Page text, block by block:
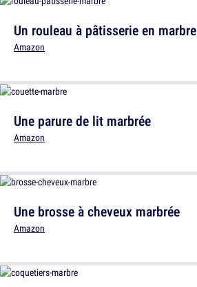
Une parure de lit marbrée
Amazon
Un rouleau à pâtisserie en marbre
Amazon
Une brosse à cheveux marbrée
Amazon